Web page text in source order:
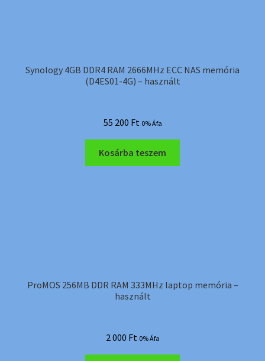
Synology 4GB DDR4 RAM 2666MHz ECC NAS memória
(D4ES01-4G) – használt
55 200 Ft 0% Áfa
Kosárba teszem
ProMOS 256MB DDR RAM 333MHz laptop memória –
használt
2 000 Ft 0% Áfa